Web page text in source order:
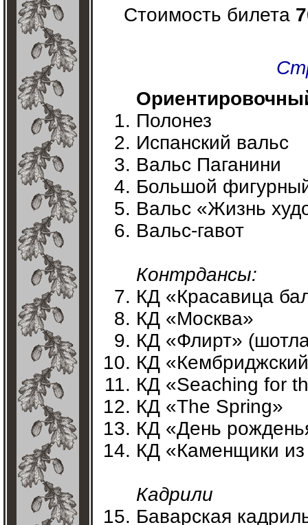
Стоимость билета
Полонез
Испанский вальс
Вальс Паганини
Большой
Вальс «Жизнь
Вальс-гавот
Контрдансы:
КД «Красавица
КД «Москва»
КД «Флирт»
КД
КД «Seaching for
КД «The Spring»
КД «День
КД «Каменщики
Кадрили
Баварская